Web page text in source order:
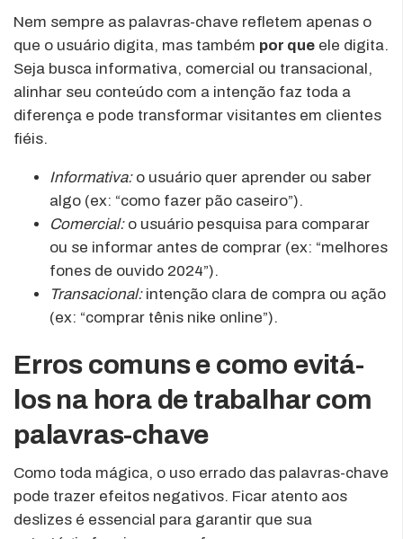
Nem sempre as palavras-chave refletem apenas o
que o usuário digita, mas também por que ele digita.
Seja busca informativa, comercial ou transacional,
alinhar seu conteúdo com a intenção faz toda a
diferença e pode transformar visitantes em clientes
fiéis.
Informativa:o usuário quer aprender ou saber
algo (ex: “como fazer pão caseiro”).
Comercial:o usuário pesquisa para comparar
ou se informar antes de comprar (ex: “melhores
fones de ouvido 2024”).
Transacional:intenção clara de compra ou ação
(ex: “comprar tênis nike online”).
Erros comuns e como evitá-
los na hora de trabalhar com
palavras-chave
Como toda mágica, o uso errado das palavras-chave
pode trazer efeitos negativos. Ficar atento aos
deslizes é essencial para garantir que sua